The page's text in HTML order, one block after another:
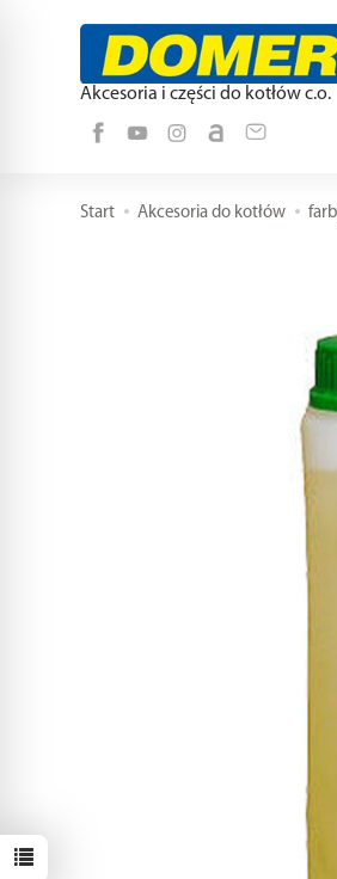
Akcesoria i części do kotłów c.o.
Start Akcesoria do kotłów